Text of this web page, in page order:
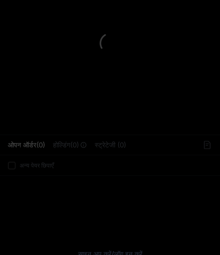
ओपन ऑर्डर(0) होल्डिंग(0) स्ट्रेटेजी (0)
अन्य पेयर छिपाएँ